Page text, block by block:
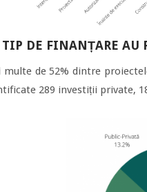
TIP DE FINANȚARE AU
multe de 52% dintre
289 investiții private,